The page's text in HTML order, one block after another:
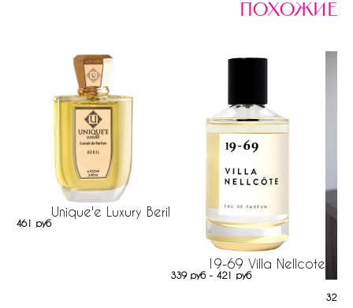
похожие
Unique'e Luxury Beril
461 руб
19-69 Villa Nellcote
339 руб - 421 руб
322